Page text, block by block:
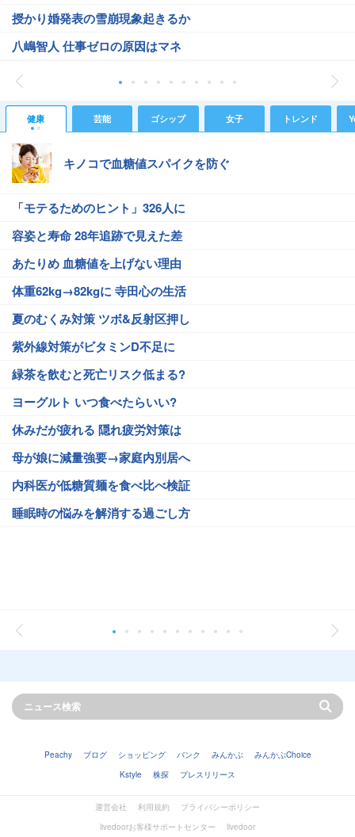
授かり婚発表の雪崩現象起きるか
八嶋智人 仕事ゼロの原因はマネ
健康 芸能 ゴシップ 女子 トレンド
キノコで血糖値スパイクを防ぐ
「モテるためのヒント」326人に
容姿と寿命 28年追跡で見えた差
あたりめ 血糖値を上げない理由
体重62kg→82kgに 寺田心の生活
夏のむくみ対策 ツボ&反射区押し
紫外線対策がビタミンD不足に
緑茶を飲むと死亡リスク低まる?
ヨーグルト いつ食べたらいい?
休みだが疲れる 隠れ疲労対策は
母が娘に減量強要→家庭内別居へ
内科医が低糖質麺を食べ比べ検証
睡眠時の悩みを解消する過ごし方
Peachy ブログ ショッピング バンク みんかぶ
みんかぶChoice
Kstyle
株探 プレスリリース
運営会社 利用規約
プライバシーポリシー
livedoorお客様サポートセンター
livedoor